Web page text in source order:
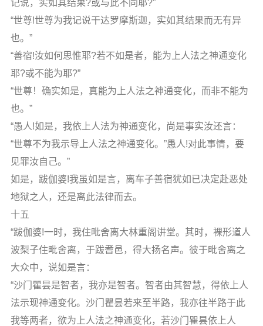
记说，实如其结果?或与此不同耶?”
“世尊!世尊为我记说干达罗摩斯迦，实如其结果而无有异
也。”
“善宿!汝如何思惟耶?若不如是者，能为上人法之神通变化
耶?或不能为耶?”
“世尊！确实如是，真能为上人法之神通变化，而非不能为
也。”
“愚人!如是，我依上人法为神通变化，尚是事实汝还言：
“世尊不为我示导上人法之神通变化。”愚人!对此事情，要
见罪汝自己。”
如是，跋伽婆!我虽如是言，离车子善宿犹如已决定赴恶处
地狱之人，还是离此法律而去。
十五
“跋伽婆!一时，我住毗舍离大林重阁讲堂。其时，裸形道人
波梨子住毗舍离，于跋耆邑，得大扬名声。彼于毗舍离之
大众中，说如是言：
“沙门瞿昙是智者，我亦是智者。智者由其智慧，得依上人
法示现神通变化。沙门瞿昙若来至半路，我亦往半路于此
我等两者，欲为上人法之神通变化，若沙门瞿昙依上人